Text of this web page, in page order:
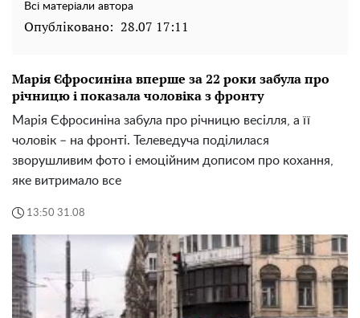
Всі матеріали автора
Опубліковано: 28.07 17:11
Марія Єфросиніна вперше за 22 роки забула про
річницю і показала чоловіка з фронту
Марія Єфросиніна забула про річницю весілля, а її
чоловік – на фронті. Телеведуча поділилася
зворушливим фото і емоційним дописом про кохання,
яке витримало все
13:50 31.08